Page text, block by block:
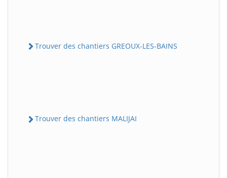
Trouver des chantiers GREOUX-LES-BAINS
Trouver des chantiers MALIJAI